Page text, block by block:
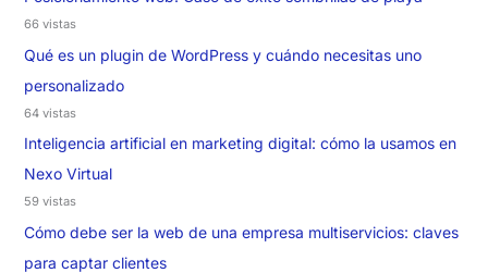
66 vistas
Qué es un plugin de WordPress y cuándo necesitas uno
personalizado
64 vistas
Inteligencia artificial en marketing digital: cómo la usamos en
Nexo Virtual
59 vistas
Cómo debe ser la web de una empresa multiservicios: claves
para captar clientes